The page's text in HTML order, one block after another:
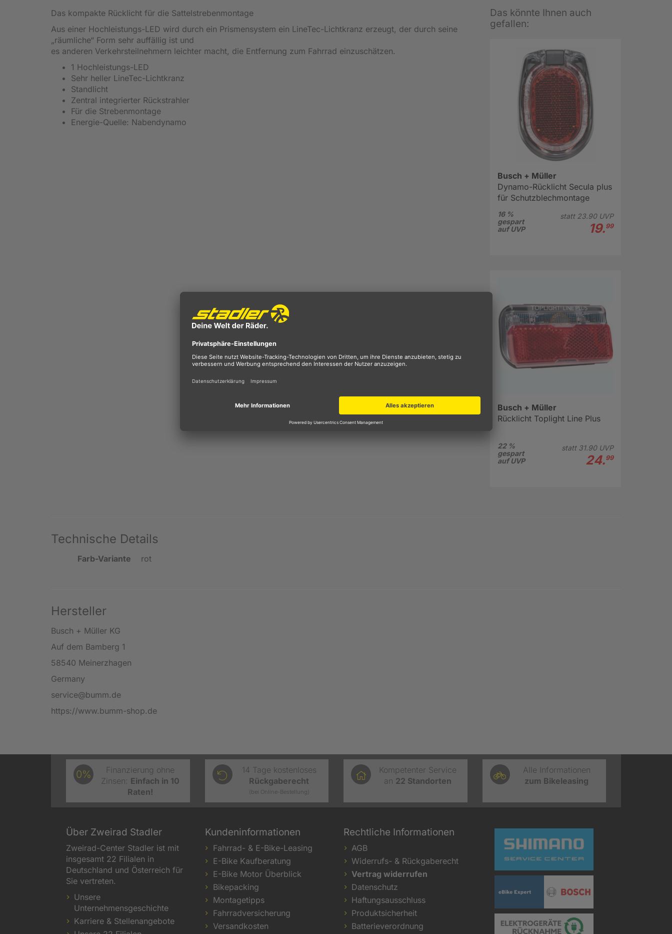
Das kompakte Rücklicht für die Sattelstrebenmontage
Aus einer Hochleistungs-LED wird durch ein Prismensystem ein LineTec-Lichtkranz erzeugt, der durch seine
„räumliche“ Form sehr auffällig ist und
es anderen Verkehrsteilnehmern leichter macht, die Entfernung zum Fahrrad einzuschätzen.
1 Hochleistungs-LED
Sehr heller LineTec-Lichtkranz
Standlicht
Zentral integrierter Rückstrahler
Für die Strebenmontage
Energie-Quelle: Nabendynamo
Das könnte Ihnen auch
gefallen:
Busch + Müller
Dynamo-Rücklicht Secula plus
für Schutzblechmontage
16 %
gespart
auf UVP
statt 23.90UVP
19.99
Busch + Müller
Rücklicht Toplight Line Plus
22 %
gespart
auf UVP
statt 31.90UVP
24.99
Technische Details
Farb-Variante rot
Hersteller
Busch + Müller KG
Auf dem Bamberg 1
58540 Meinerzhagen
Germany
service@bumm.de
https://www.bumm-shop.de
0%
Finanzierung ohne
Zinsen: Einfach in 10
Raten!
14 Tage kostenloses
Rückgaberecht
(bei Online-Bestellung)
Kompetenter Service
an 22 Standorten
Alle Informationen
zum Bikeleasing
Über Zweirad Stadler
Zweirad-Center Stadler ist mit
insgesamt 22 Filialen in
Deutschland und Österreich für
Sie vertreten.
Unsere
Unternehmensgeschichte
Karriere & Stellenangebote
Kundeninformationen
Fahrrad- & E-Bike-Leasing
E-Bike Kaufberatung
E-Bike Motor Überblick
Bikepacking
Montagetipps
Fahrradversicherung
Versandkosten
Rechtliche Informationen
AGB
Widerrufs- & Rückgaberecht
Vertrag widerrufen
Datenschutz
Haftungsausschluss
Produktsicherheit
Batterieverordnung